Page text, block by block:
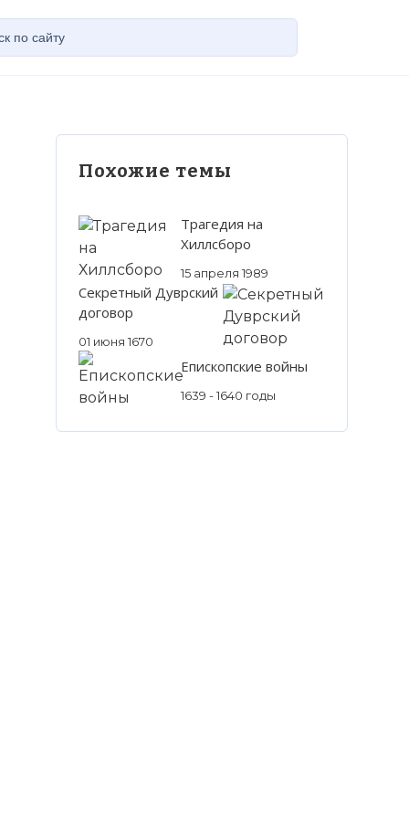
Похожие темы
Трагедия на
Хиллсборо
15 апреля 1989
Секретный Дуврский
договор
01 июня 1670
Епископские войны
1639 - 1640 годы